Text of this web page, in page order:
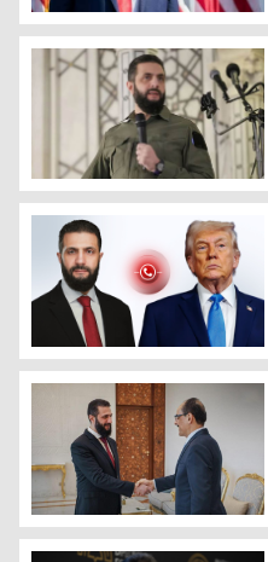
Beyaz Saray’dan
Suriye Cumhurbaşkanı
Şaraa ile Trump
MİT Başkanı Kalın ve